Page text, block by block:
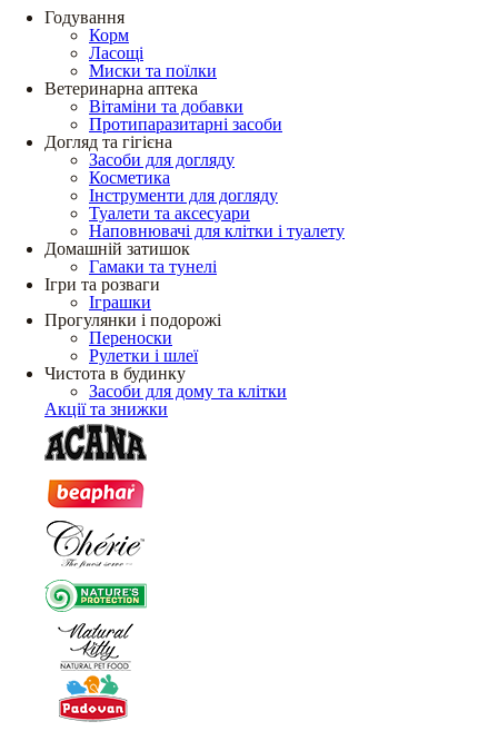
Годування
Корм
Ласощі
Миски та поїлки
Ветеринарна аптека
Вітаміни та добавки
Протипаразитарні засоби
Догляд та гігієна
Засоби для догляду
Косметика
Інструменти для догляду
Туалети та аксесуари
Наповнювачі для клітки і туалету
Домашній затишок
Гамаки та тунелі
Ігри та розваги
Іграшки
Прогулянки і подорожі
Переноски
Рулетки і шлеї
Чистота в будинку
Засоби для дому та клітки
Акції та знижки